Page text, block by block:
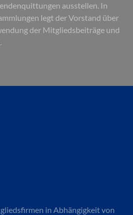
ausstellen. In
legt der Vorstand über
der Mitgliedsbeiträge und
in Abhängigkeit von